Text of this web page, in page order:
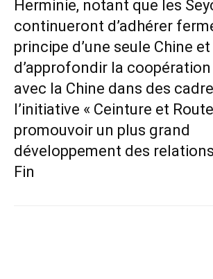
Herminie, notant que les
continueront d’adhérer
principe d’une seule Chine et
d’approfondir la
avec la Chine dans des
l’initiative « Ceinture et
promouvoir un plus grand
développement des
Fin